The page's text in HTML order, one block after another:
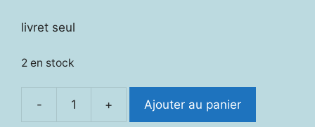
initial
15,00 €.
livret seul
2 en stock
-
quantité
+ Ajouter au panier